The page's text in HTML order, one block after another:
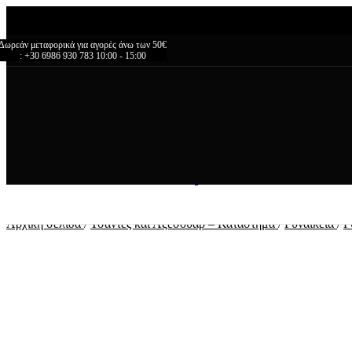
μεταφορικά για αγορές άνω των 50€
: +30 6986 930 783 10:00 - 15:00
Αρχική σελίδα/ Τσάντες και Αξεσουάρ – Κατάστημα/ Γυναικεία/